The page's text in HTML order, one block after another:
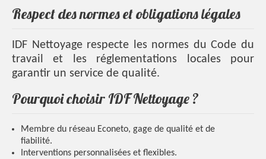
Respect des normes et obligations légales
IDF Nettoyage respecte les normes du Code du
travail et les réglementations locales pour
garantir un service de qualité.
Pourquoi choisir IDF Nettoyage ?
Membre du réseau Econeto, gage de qualité et de
fiabilité.
Interventions personnalisées et flexibles.